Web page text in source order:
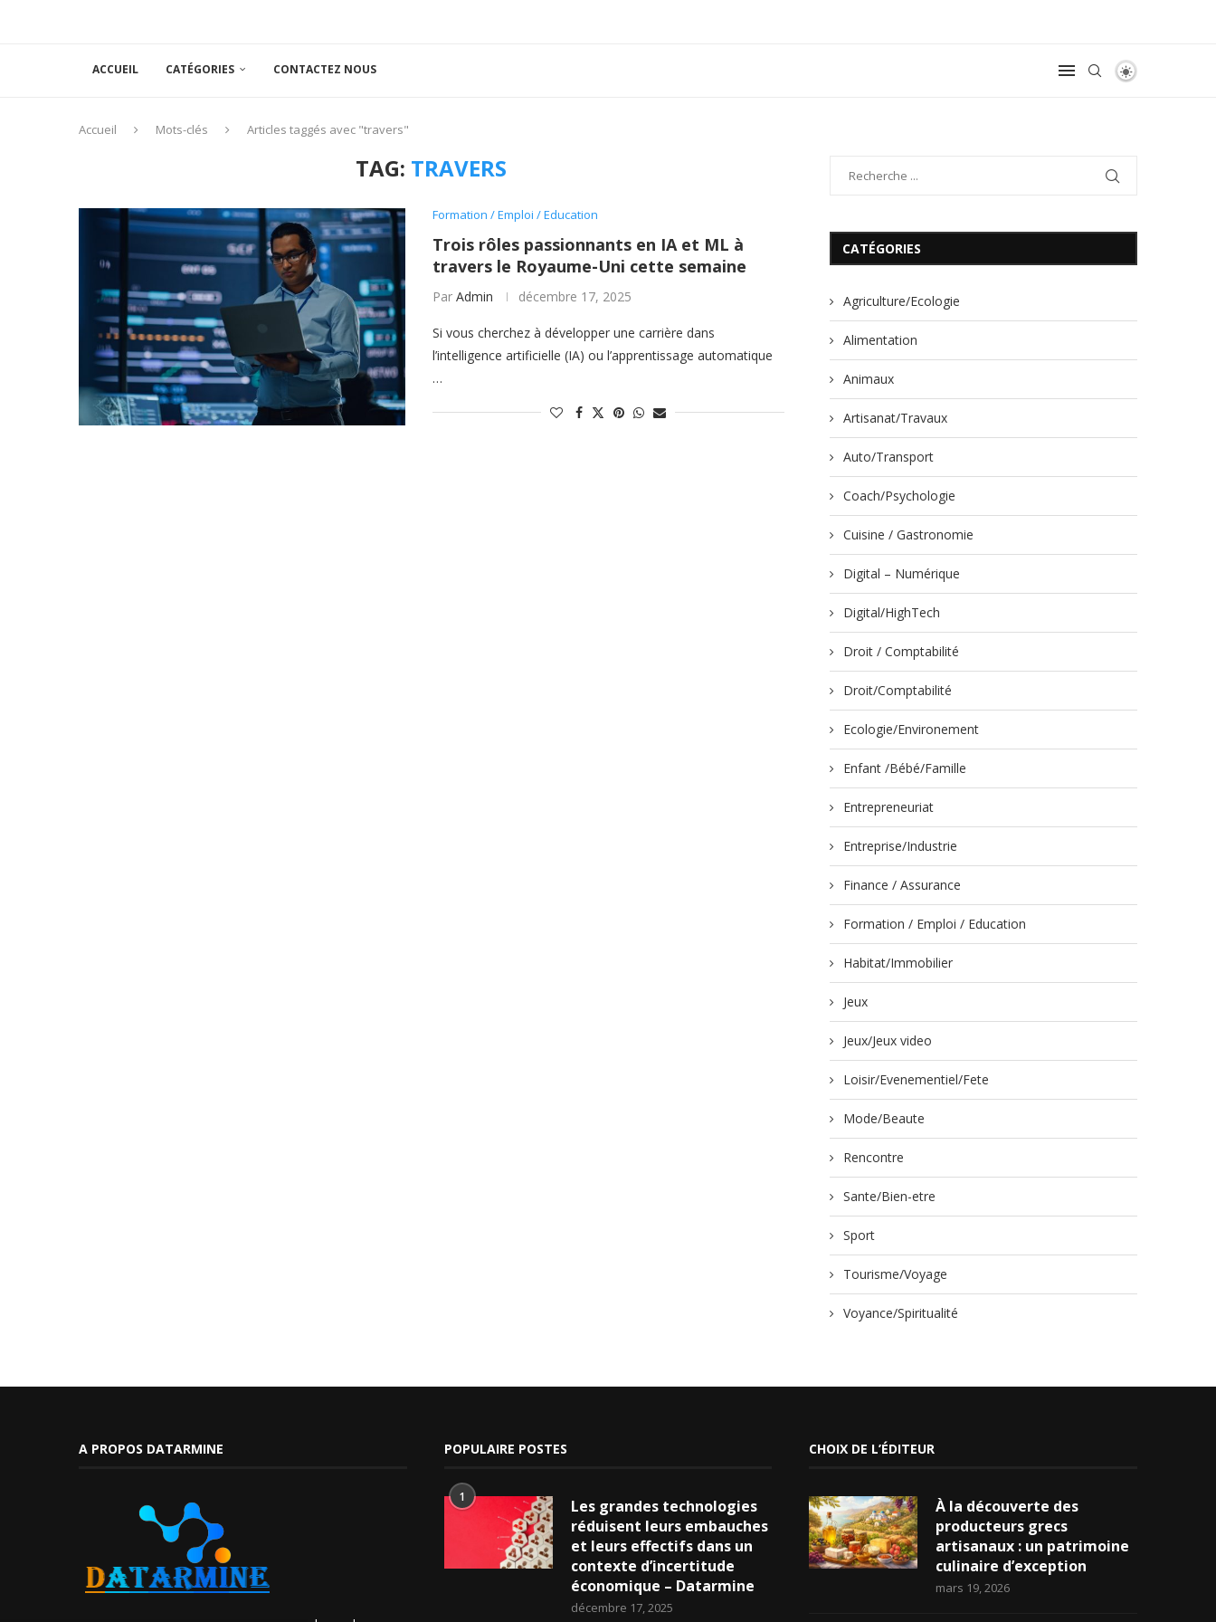
ACCUEIL CATÉGORIES CONTACTEZ NOUS
Accueil Mots-clés Articles taggés avec "travers"
TAG: TRAVERS
Formation / Emploi / Education
Trois rôles passionnants en IA et ML à
travers le Royaume-Uni cette semaine
Par Admin décembre 17, 2025
Si vous cherchez à développer une carrière dans
l’intelligence artificielle (IA) ou l’apprentissage automatique
…
CATÉGORIES
Agriculture/Ecologie
Alimentation
Animaux
Artisanat/Travaux
Auto/Transport
Coach/Psychologie
Cuisine / Gastronomie
Digital – Numérique
Digital/HighTech
Droit / Comptabilité
Droit/Comptabilité
Ecologie/Environement
Enfant /Bébé/Famille
Entrepreneuriat
Entreprise/Industrie
Finance / Assurance
Formation / Emploi / Education
Habitat/Immobilier
Jeux
Jeux/Jeux video
Loisir/Evenementiel/Fete
Mode/Beaute
Rencontre
Sante/Bien-etre
Sport
Tourisme/Voyage
Voyance/Spiritualité
A PROPOS DATARMINE POPULAIRE POSTES
1
Les grandes technologies
réduisent leurs embauches
et leurs effectifs dans un
contexte d’incertitude
économique – Datarmine
décembre 17, 2025
CHOIX DE L’ÉDITEUR
À la découverte des
producteurs grecs
artisanaux : un patrimoine
culinaire d’exception
mars 19, 2026